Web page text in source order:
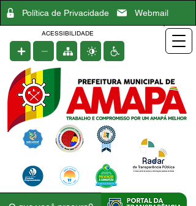
Política de Privacidade Webmail
ACESSIBILIDADE